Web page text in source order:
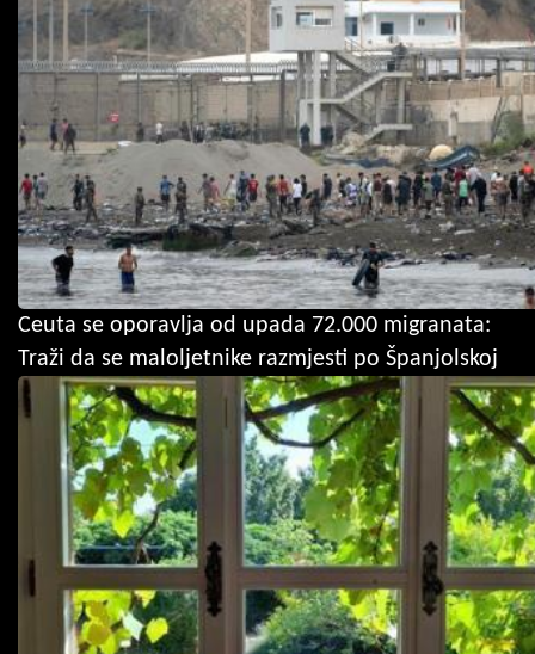
Ceuta se oporavlja od upada 72.000 migranata:
Traži da se maloljetnike razmjesti po Španjolskoj